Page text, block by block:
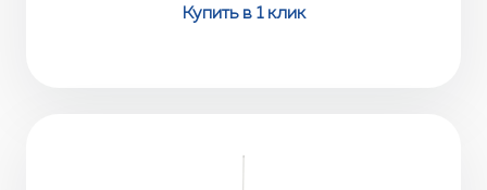
Купить в 1 клик